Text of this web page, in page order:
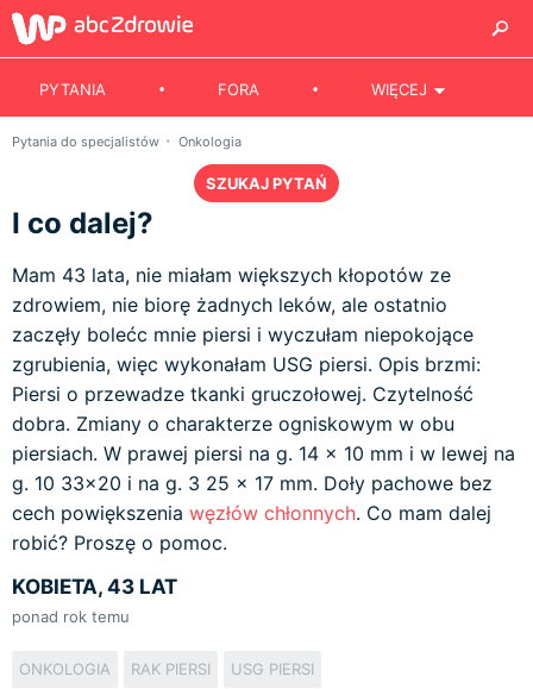
PYTANIA FORA WIĘCEJ
Pytania do specjalistów Onkologia
SZUKAJ PYTAŃ
I co dalej?
Mam 43 lata, nie miałam większych kłopotów ze
zdrowiem, nie biorę żadnych leków, ale ostatnio
zaczęły bolećc mnie piersi i wyczułam niepokojące
zgrubienia, więc wykonałam USG piersi. Opis brzmi:
Piersi o przewadze tkanki gruczołowej. Czytelność
dobra. Zmiany o charakterze ogniskowym w obu
piersiach. W prawej piersi na g. 14 x 10 mm i w lewej na
g. 10 33x20 i na g. 3 25 x 17 mm. Doły pachowe bez
cech powiększenia węzłów chłonnych. Co mam dalej
robić? Proszę o pomoc.
KOBIETA, 43 LAT
ponad rok temu
ONKOLOGIA RAK PIERSI USG PIERSI